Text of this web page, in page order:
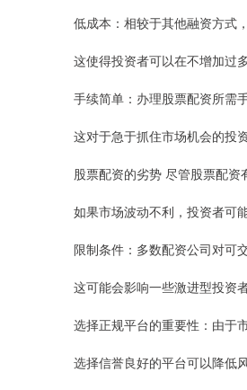
低成本：相较于其他融资方式
这使得投资者可以在不增加过
手续简单：办理股票配资所需
这对于急于抓住市场机会的投
股票配资的劣势 尽管股票配资
如果市场波动不利，投资者可
限制条件：多数配资公司对可
这可能会影响一些激进型投资
选择正规平台的重要性：由于
选择信誉良好的平台可以降低